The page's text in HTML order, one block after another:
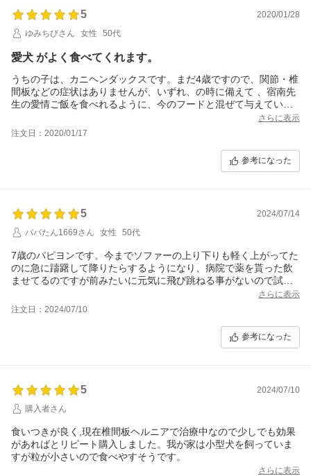
5
2020/01/28
ゆみちびさん
女性 50代
愛犬 がよく食べてくれます。
うちの子は、カニヘンダックスです。まだ4歳ですので、関節・椎
間板などの症状はありませんが、いずれ、の時に備えて 、宿南先
生の愛情ご飯を食べれるように、今のフードと混ぜて与えていま
シニアになって、臓器に支障が出たら、定期的に先生のご飯を頼
こちらのフードはとても香りもよく 愛犬も よく食べてくれている
ので安心です。お試しで食べた肝臓のフードは、便が柔らかくな
さらに表示
注文日：2020/01/17
参考になった
5
2024/07/14
ババたん1669さん
女性 50代
7歳のパピヨンです。今までソファーの上り下りも軽く上がってた
のに急に躊躇して降りたらするようになり、病院で薬を貰った飲
ませてるのですが前みたいに元気に飛び跳ねる事がないので試し
美味しそうに食べてます。少し続けてみようと思います。
さらに表示
注文日：2024/07/10
参考になった
5
2024/07/10
購入者さん
食いつきが良く,現在椎間板ヘルニアで治療中なので少しでも効果
があればとリピート購入しました。我が家は小型犬を飼っていま
すが粒が小さいので食べやすそうです。
さらに表示